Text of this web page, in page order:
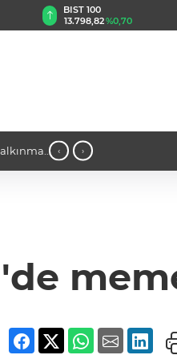
BIST 100
13.798,82%0,70
‹ ›